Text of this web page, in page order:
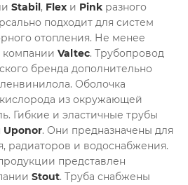
Stabil, Flex и Pink разного
подходит для систем
отопления. Не менее
компании Valtec. Трубопровод
бренда дополнительно
Оболочка
из окружающей
Гибкие и эластичные трубы
Uponor. Они предназначены для
радиаторов и водоснабжения.
представлен
Stout. Труба снабжены